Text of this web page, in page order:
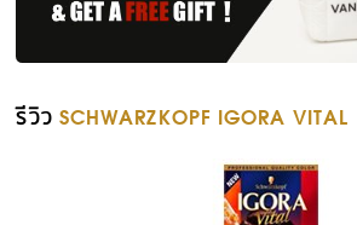
รีวิว SCHWARZKOPF IGORA VITAL